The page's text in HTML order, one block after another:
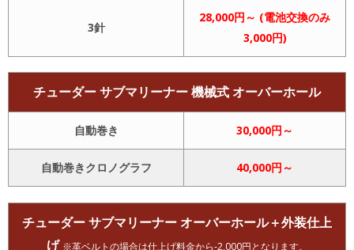
3針
28,000円～ (電池交換のみ
3,000円)
チューダー サブマリーナー 機械式 オーバーホール
自動巻き 30,000円～
自動巻きクロノグラフ 40,000円～
チューダー サブマリーナー オーバーホール＋外装仕上
げ ※革ベルトの場合は仕上げ料金から-2,000円となります。